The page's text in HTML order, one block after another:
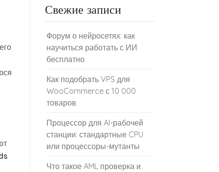
Свежие записи
Форум о нейросетях: как
научиться работать с ИИ
бесплатно
Как подобрать VPS для
WooCommerce с 10 000
товаров
Процессор для AI-рабочей
станции: стандартные CPU
или процессоры-мутанты
Что такое AML проверка и